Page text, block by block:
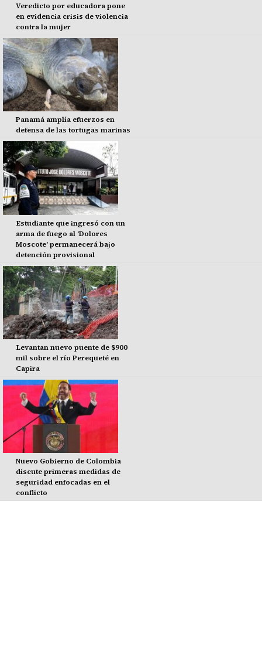
Veredicto por educadora pone
en evidencia crisis de violencia
contra la mujer
Panamá amplía efuerzos en
defensa de las tortugas marinas
Estudiante que ingresó con un
arma de fuego al 'Dolores
Moscote' permanecerá bajo
detención provisional
Levantan nuevo puente de $900
mil sobre el río Perequeté en
Capira
Nuevo Gobierno de Colombia
discute primeras medidas de
seguridad enfocadas en el
conflicto